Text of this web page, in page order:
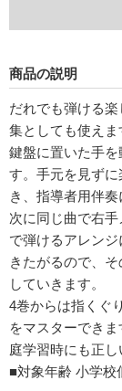
商品の説明
だれでも弾ける
集としても使えま
鍵盤に置いた手
す。手元を見ず
き、指導者用伴奏
次に同じ曲で右
で弾けるアレン
きたがるので、
していきます。
4巻からは指くぐ
をマスターでき
庭学習時にも正し
■対象年齢 小学校